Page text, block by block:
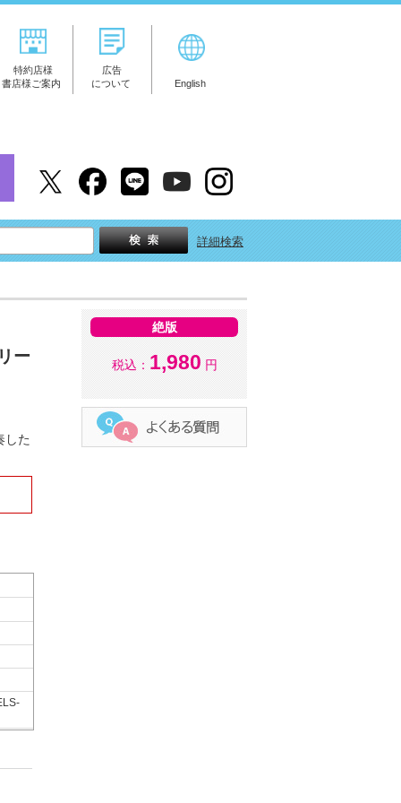
特約店様
書店様ご案内
広告
について
English
詳細検索
ー
した
絶版
税込： 1,980 円